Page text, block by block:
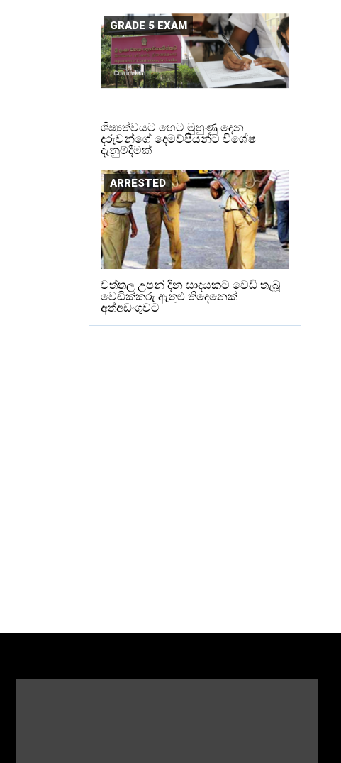
GRADE 5 EXAM
ශිෂ්‍යත්වයට හෙට මුහුණු දෙන
දරුවන්ගේ දෙමව්පියන්ට විශේෂ
දැනුම්දීමක්
ARRESTED
වත්තල උපන් දින සාදයකට වෙඩි තැබූ
වෙඩික්කරු ඇතුළු තිදෙනෙක්
අත්අඩංගුවට